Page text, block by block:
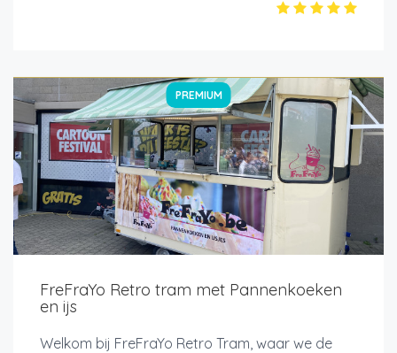
PREMIUM
FreFraYo Retro tram met Pannenkoeken
en ijs
Welkom bij FreFraYo Retro Tram, waar we de